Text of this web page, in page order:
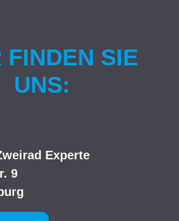
FINDEN SIE
UNS:
Experte
9